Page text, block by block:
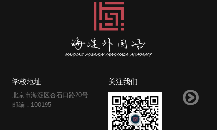
学校地址
北京市海淀区杏石口路20号
邮编：100195
关注我们